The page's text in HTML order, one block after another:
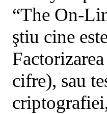
“The On-
ştiu cine
cifre), sau